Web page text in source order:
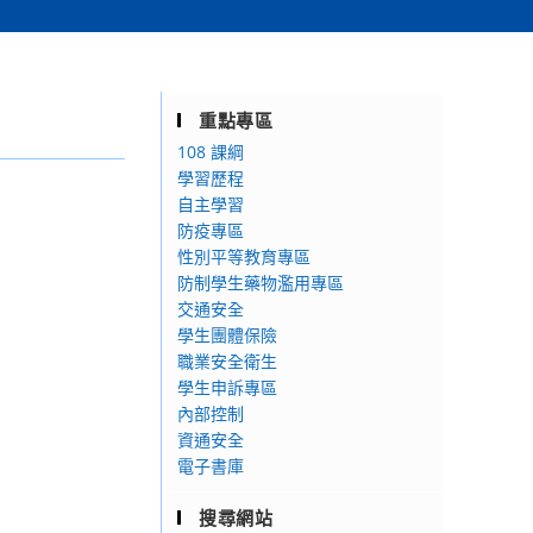
重點專區
108 課綱
學習歷程
自主學習
防疫專區
性別平等教育專區
防制學生藥物濫用專區
交通安全
學生團體保險
職業安全衛生
學生申訴專區
內部控制
資通安全
電子書庫
搜尋網站